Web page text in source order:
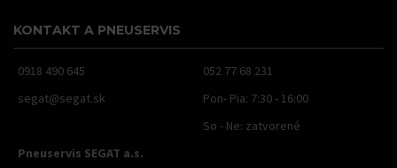
KONTAKT A PNEUSERVIS
0918 490 645
052 77 68 231
segat@segat.sk
Pon- Pia: 7:30 - 16:00
So - Ne: zatvorené
Pneuservis SEGAT a.s.